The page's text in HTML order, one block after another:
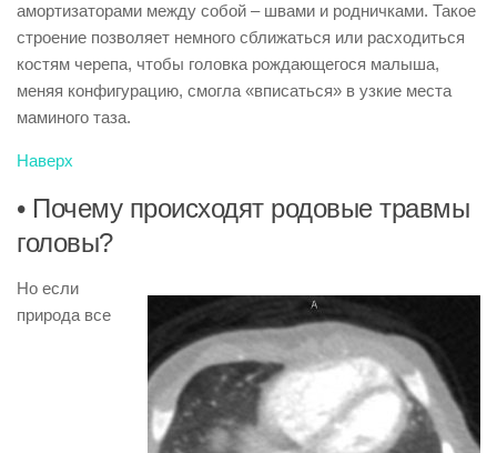
амортизаторами между собой – швами и родничками. Такое
строение позволяет немного сближаться или расходиться
костям черепа, чтобы головка рождающегося малыша,
меняя конфигурацию, смогла «вписаться» в узкие места
маминого таза.
Наверх
• Почему происходят родовые травмы
головы?
Но если
природа все